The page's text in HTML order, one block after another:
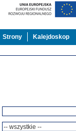
Strony Kalejdoskop